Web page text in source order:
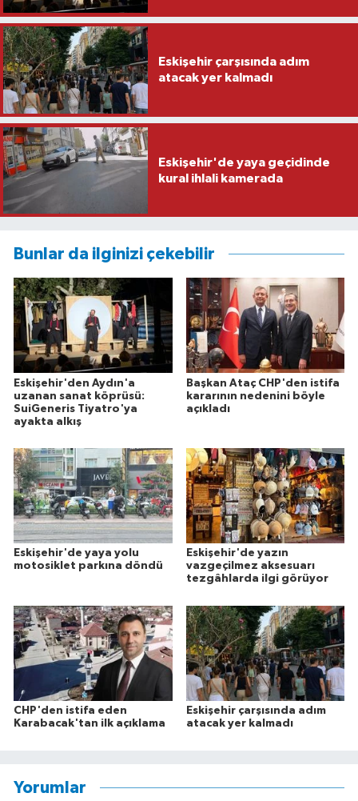
Eskişehir çarşısında adım
atacak yer kalmadı
Eskişehir'de yaya geçidinde
kural ihlali kamerada
Bunlar da ilginizi çekebilir
Eskişehir'den Aydın'a
uzanan sanat köprüsü:
SuiGeneris Tiyatro'ya
ayakta alkış
Başkan Ataç CHP'den istifa
kararının nedenini böyle
açıkladı
Eskişehir'de yaya yolu
motosiklet parkına döndü
Eskişehir'de yazın
vazgeçilmez aksesuarı
tezgâhlarda ilgi görüyor
CHP'den istifa eden
Karabacak'tan ilk açıklama
Eskişehir çarşısında adım
atacak yer kalmadı
Yorumlar